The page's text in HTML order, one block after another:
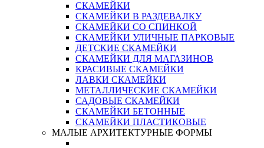
СКАМЕЙКИ
СКАМЕЙКИ В РАЗДЕВАЛКУ
СКАМЕЙКИ СО СПИНКОЙ
СКАМЕЙКИ УЛИЧНЫЕ ПАРКОВЫЕ
ДЕТСКИЕ СКАМЕЙКИ
СКАМЕЙКИ ДЛЯ МАГАЗИНОВ
КРАСИВЫЕ СКАМЕЙКИ
ЛАВКИ СКАМЕЙКИ
МЕТАЛЛИЧЕСКИЕ СКАМЕЙКИ
САДОВЫЕ СКАМЕЙКИ
СКАМЕЙКИ БЕТОННЫЕ
СКАМЕЙКИ ПЛАСТИКОВЫЕ
МАЛЫЕ АРХИТЕКТУРНЫЕ ФОРМЫ